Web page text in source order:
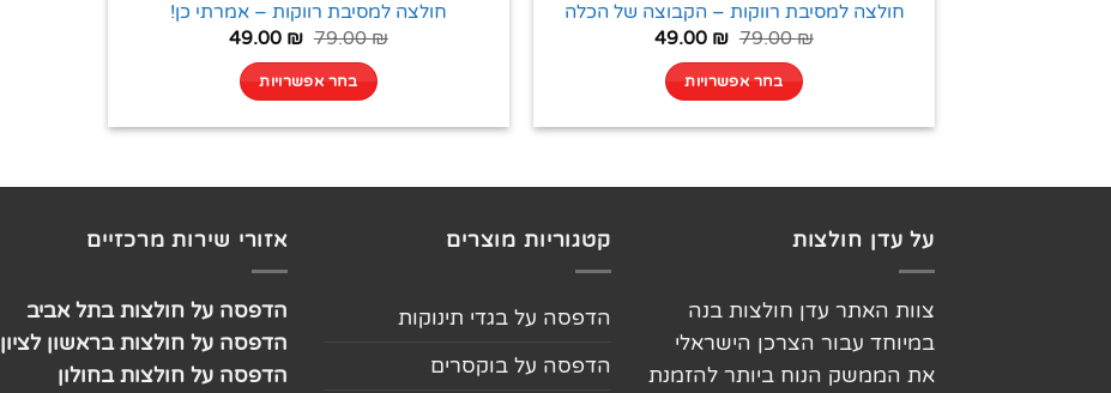
חולצה למסיבת רווקות – הקבוצה של הכלה
79.00₪
49.00 ₪
בחר אפשרויות
חולצה למסיבת רווקות – אמרתי כן!
79.00₪
49.00 ₪
בחר אפשרויות
על עדן חולצות
צוות האתר עדן חולצות בנה
במיוחד עבור הצרכן הישראלי
את הממשק הנוח ביותר להזמנת
קטגוריות מוצרים
הדפסה על בגדי תינוקות
הדפסה על בוקסרים
אזורי שירות מרכזיים
הדפסה על חולצות בתל אביב
הדפסה על חולצות בראשון לציון
הדפסה על חולצות בחולון